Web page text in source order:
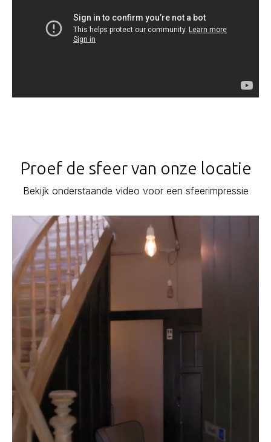
Proef de sfeer van onze locatie
Bekijk onderstaande video voor een sfeerimpressie